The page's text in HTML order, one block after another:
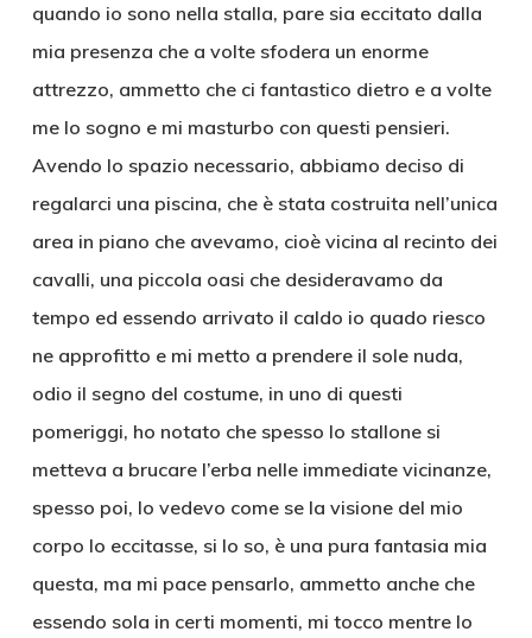
quando io sono nella stalla, pare sia eccitato dalla
mia presenza che a volte sfodera un enorme
attrezzo, ammetto che ci fantastico dietro e a volte
me lo sogno e mi masturbo con questi pensieri.
Avendo lo spazio necessario, abbiamo deciso di
regalarci una piscina, che è stata costruita nell’unica
area in piano che avevamo, cioè vicina al recinto dei
cavalli, una piccola oasi che desideravamo da
tempo ed essendo arrivato il caldo io quado riesco
ne approfitto e mi metto a prendere il sole nuda,
odio il segno del costume, in uno di questi
pomeriggi, ho notato che spesso lo stallone si
metteva a brucare l’erba nelle immediate vicinanze,
spesso poi, lo vedevo come se la visione del mio
corpo lo eccitasse, si lo so, è una pura fantasia mia
questa, ma mi pace pensarlo, ammetto anche che
essendo sola in certi momenti, mi tocco mentre lo